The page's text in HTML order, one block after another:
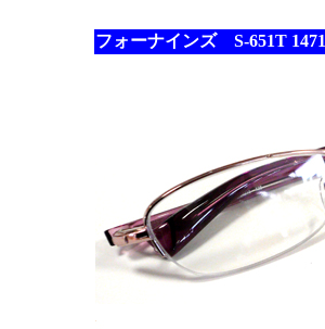
フォーナインズ S-651T 1471